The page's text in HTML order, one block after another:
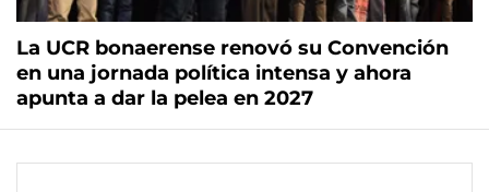
La UCR bonaerense renovó su Convención
en una jornada política intensa y ahora
apunta a dar la pelea en 2027